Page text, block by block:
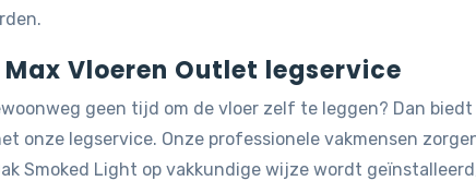
Vloeren Outlet legservice
geen tijd om de vloer zelf te leggen? Dan biedt
onze legservice. Onze professionele vakmensen
Smoked Light op vakkundige wijze wordt